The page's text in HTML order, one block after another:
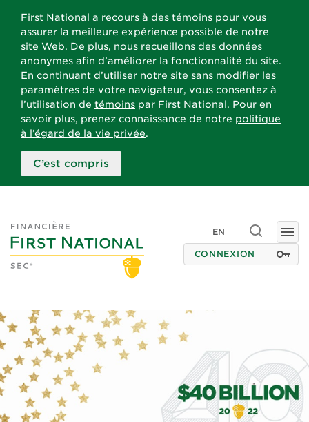
First National a recours à des témoins pour vous
assurer la meilleure expérience possible de notre
site Web. De plus, nous recueillons des données
anonymes afin d’améliorer la fonctionnalité du site.
En continuant d’utiliser notre site sans modifier les
paramètres de votre navigateur, vous consentez à
l’utilisation de témoins par First National. Pour en
savoir plus, prenez connaissance de notre politique
à l’égard de la vie privée.
C’est compris
EN
Toggle
search
CONNEXION